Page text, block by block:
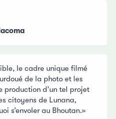
le cadre unique filmé
de la photo et les
production d’un tel projet
citoyens de Lunana,
s’envoler au Bhoutan.»